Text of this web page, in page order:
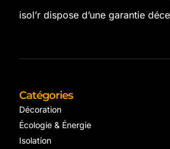
isol’r dispose d’une garantie
Catégories
Décoration
Écologie & Énergie
Isolation